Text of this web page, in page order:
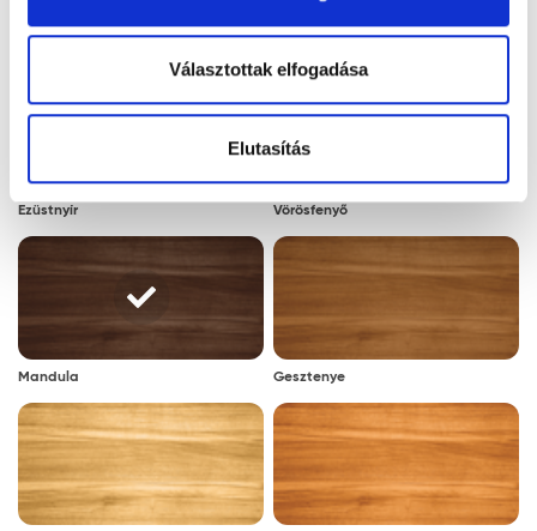
cookie alkalmazását fogadja el.
Választottak elfogadása
Elutasítás
Ezüstnyír Vörösfenyő
Mandula Gesztenye